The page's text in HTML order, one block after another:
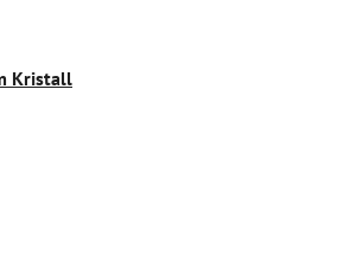
Kristall